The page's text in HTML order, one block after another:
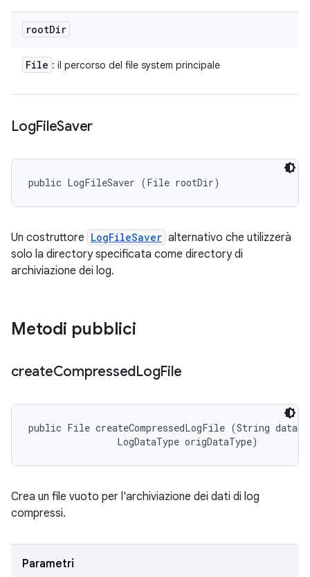
rootDir
File : il percorso del file system principale
LogFileSaver
public LogFileSaver (File rootDir)
Un costruttore LogFileSaver alternativo che utilizzerà
solo la directory specificata come directory di
archiviazione dei log.
Metodi pubblici
createCompressedLogFile
public File createCompressedLogFile (String
                LogDataType origDataType)
Crea un file vuoto per l'archiviazione dei dati di log
compressi.
Parametri